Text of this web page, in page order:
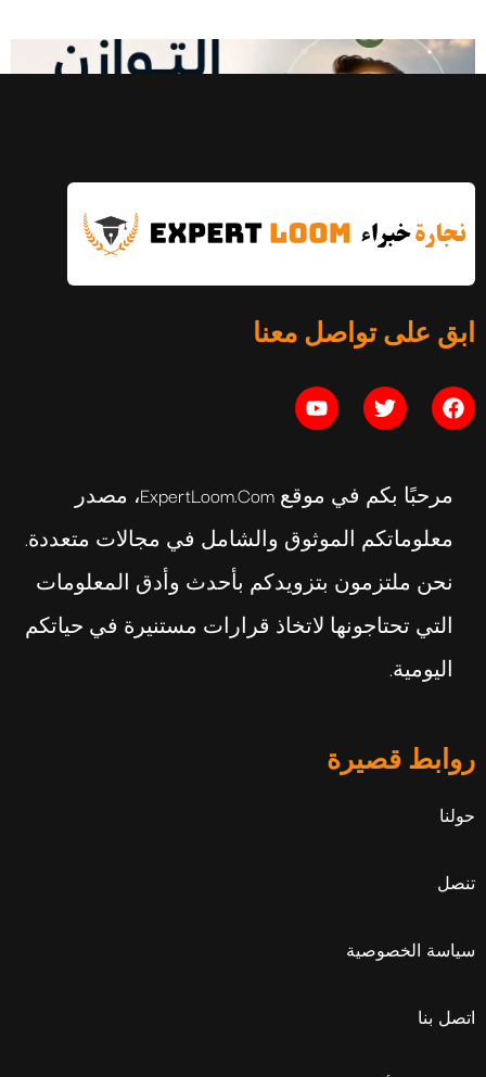
يوليو 16, 2026
ابق على تواصل معنا
مرحبًا بكم في موقع ExpertLoom.com، مصدر
معلوماتكم الموثوق والشامل في مجالات متعددة.
نحن ملتزمون بتزويدكم بأحدث وأدق المعلومات
التي تحتاجونها لاتخاذ قرارات مستنيرة في حياتكم
اليومية.
روابط قصيرة
حولنا
تنصل
سياسة الخصوصية
اتصل بنا